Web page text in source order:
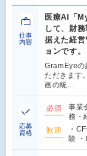
仕事
内容
医療AI「
して、財
据えた経
ョンです。
GramEyeの
ただきます
画の統…
応募
資格
必須
事業
務・
歓迎
・
験